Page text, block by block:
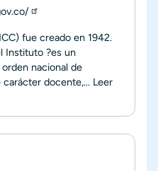
fue creado en 1942.
Instituto ?es un
nacional de
docente,... Leer